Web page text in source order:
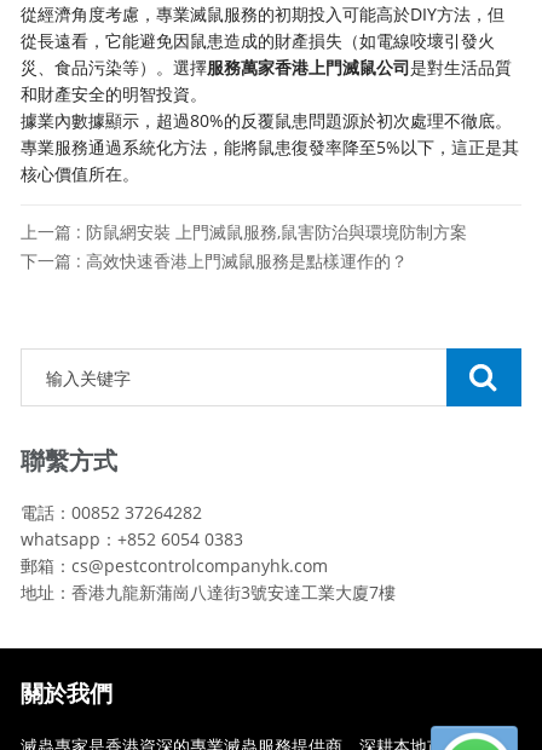
從經濟角度考慮，專業滅鼠服務的初期投入可能高於DIY方法，但
從長遠看，它能避免因鼠患造成的財產損失（如電線咬壞引發火
災、食品污染等）。選擇服務萬家香港上門滅鼠公司是對生活品質
和財產安全的明智投資。
據業內數據顯示，超過80%的反覆鼠患問題源於初次處理不徹底。
專業服務通過系統化方法，能將鼠患復發率降至5%以下，這正是其
核心價值所在。
上一篇 : 防鼠網安裝 上門滅鼠服務,鼠害防治與環境防制方案
下一篇 : 高效快速香港上門滅鼠服務是點樣運作的？
聯繫方式
電話：00852 37264282
whatsapp：+852 6054 0383
郵箱：cs@pestcontrolcompanyhk.com
地址：香港九龍新蒲崗八達街3號安達工業大廈7樓
關於我們